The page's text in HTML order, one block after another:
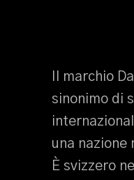
Il marchio
sinonimo di
una nazione
È svizzero